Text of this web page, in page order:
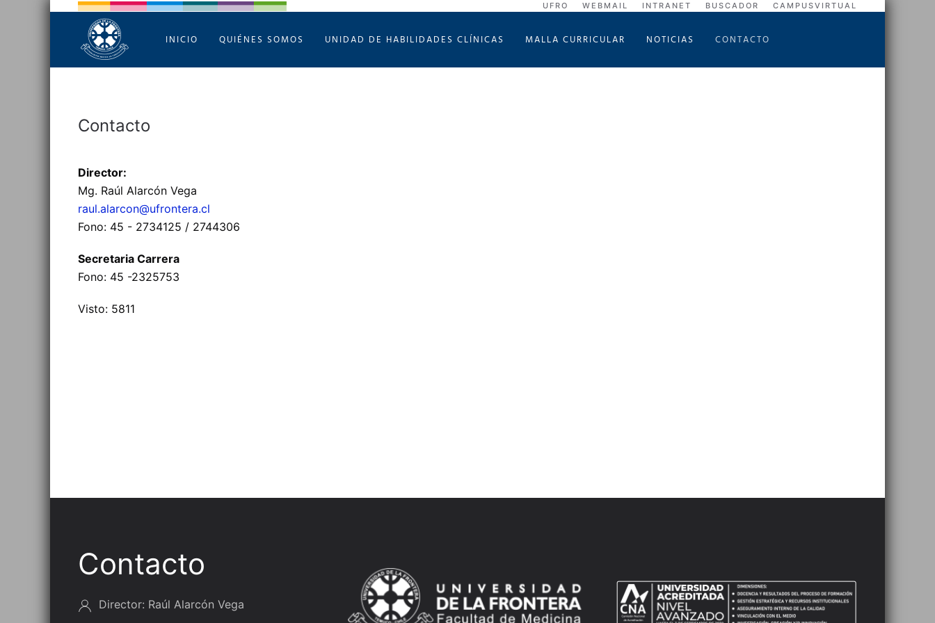
UFRO WEBMAIL INTRANET BUSCADOR CAMPUSVIRTUAL
INICIO QUIÉNES SOMOS UNIDAD DE HABILIDADES CLÍNICAS MALLA CURRICULAR NOTICIAS CONTACTO
Contacto
Director:
Mg. Raúl Alarcón Vega
raul.alarcon@ufrontera.cl
Fono: 45 - 2734125 / 2744306
Secretaria Carrera
Fono: 45 -2325753
Visto: 5811
Contacto
Director: Raúl Alarcón Vega